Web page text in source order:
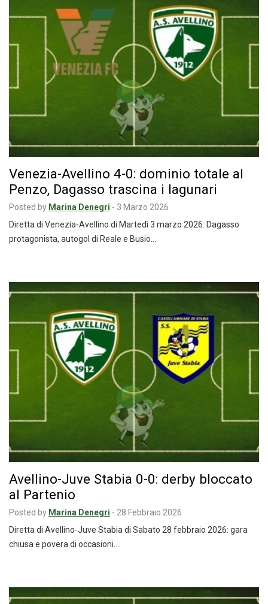
Venezia-Avellino 4-0: dominio totale al
Penzo, Dagasso trascina i lagunari
Posted by Marina Denegri - 3 Marzo 2026
Diretta di Venezia-Avellino di Martedì 3 marzo 2026: Dagasso
protagonista, autogol di Reale e Busio…
Avellino-Juve Stabia 0-0: derby bloccato
al Partenio
Posted by Marina Denegri - 28 Febbraio 2026
Diretta di Avellino-Juve Stabia di Sabato 28 febbraio 2026: gara
chiusa e povera di occasioni.…